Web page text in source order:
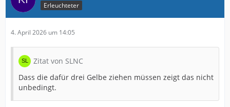
Erleuchteter
4. April 2026 um 14:05
Zitat von SLNC
Dass die dafür drei Gelbe ziehen müssen zeigt das nicht
unbedingt.